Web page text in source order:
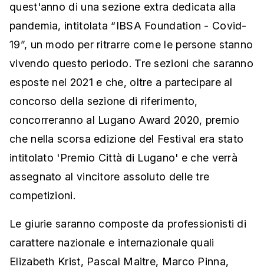
quest'anno di una sezione extra dedicata alla
pandemia, intitolata “IBSA Foundation - Covid-
19”, un modo per ritrarre come le persone stanno
vivendo questo periodo. Tre sezioni che saranno
esposte nel 2021 e che, oltre a partecipare al
concorso della sezione di riferimento,
concorreranno al Lugano Award 2020, premio
che nella scorsa edizione del Festival era stato
intitolato 'Premio Città di Lugano' e che verrà
assegnato al vincitore assoluto delle tre
competizioni.
Le giurie saranno composte da professionisti di
carattere nazionale e internazionale quali
Elizabeth Krist, Pascal Maitre, Marco Pinna,